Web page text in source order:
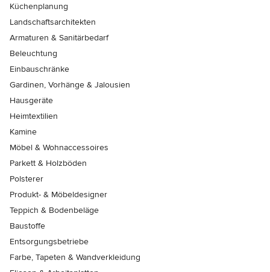
Küchenplanung
Landschaftsarchitekten
Armaturen & Sanitärbedarf
Beleuchtung
Einbauschränke
Gardinen, Vorhänge & Jalousien
Hausgeräte
Heimtextilien
Kamine
Möbel & Wohnaccessoires
Parkett & Holzböden
Polsterer
Produkt- & Möbeldesigner
Teppich & Bodenbeläge
Baustoffe
Entsorgungsbetriebe
Farbe, Tapeten & Wandverkleidung